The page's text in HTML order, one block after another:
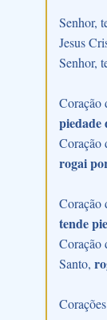
Senhor,
Jesus
Senhor,
Coração
piedade
Coração
rogai
Coração
tende
Coração
Santo,